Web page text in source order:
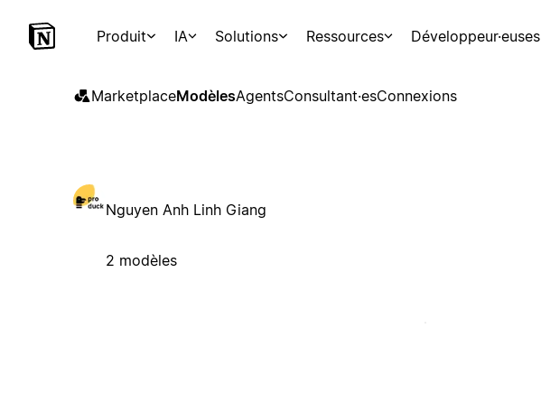
Produit IA Solutions Ressources Développeur·euses
MarketplaceModèlesAgentsConsultant·esConnexions
Nguyen Anh Linh Giang
2 modèles